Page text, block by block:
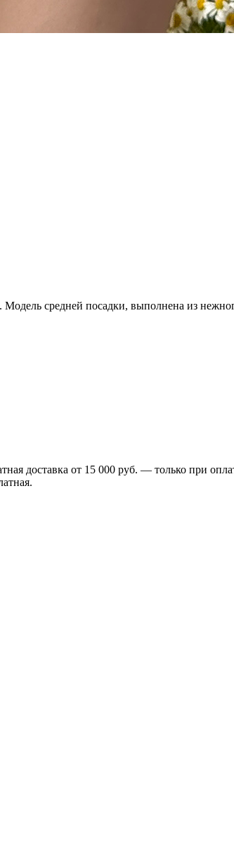
средней посадки, выполнена из
доставка от 15 000 руб. — только при